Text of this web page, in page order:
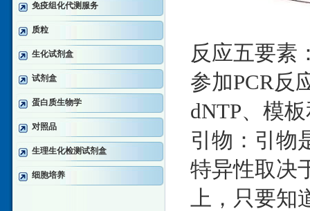
免疫组化代测服务
质粒
生化试剂盒
试剂盒
蛋白质生物学
对照品
生理生化检测试剂盒
细胞培养
反应五要素
参加PCR反
dNTP、模
引物：引物
特异性取决
上，只要知